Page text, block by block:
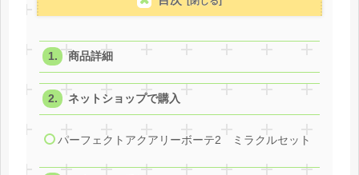
商品詳細
ネットショップで購入
パーフェクトアクアリーボーテ2 ミラクルセット